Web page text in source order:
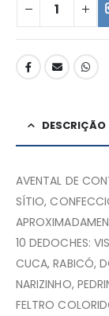
DESCRIÇÃO
AVENTAL DE
SÍTIO,
10 DEDOCHES:
CUCA, RABICÓ,
NARIZINHO,
FELTRO